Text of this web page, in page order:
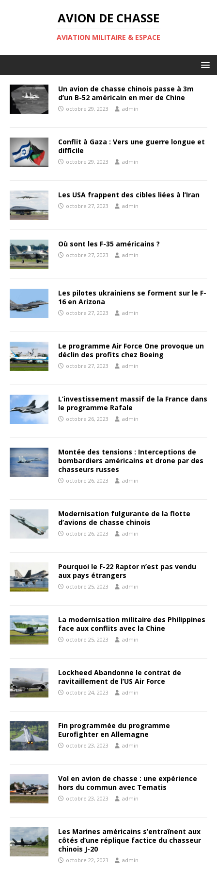
AVION DE CHASSE
AVIATION MILITAIRE & ESPACE
Un avion de chasse chinois passe à 3m
d’un B-52 américain en mer de Chine
octobre 29, 2023 admin
Conflit à Gaza : Vers une guerre longue et
difficile
octobre 29, 2023 admin
Les USA frappent des cibles liées à l’Iran
octobre 27, 2023 admin
Où sont les F-35 américains ?
octobre 27, 2023 admin
Les pilotes ukrainiens se forment sur le F-
16 en Arizona
octobre 27, 2023 admin
Le programme Air Force One provoque un
déclin des profits chez Boeing
octobre 27, 2023 admin
L’investissement massif de la France dans
le programme Rafale
octobre 26, 2023 admin
Montée des tensions : Interceptions de
bombardiers américains et drone par des
chasseurs russes
octobre 26, 2023 admin
Modernisation fulgurante de la flotte
d’avions de chasse chinois
octobre 26, 2023 admin
Pourquoi le F-22 Raptor n’est pas vendu
aux pays étrangers
octobre 25, 2023 admin
La modernisation militaire des Philippines
face aux conflits avec la Chine
octobre 25, 2023 admin
Lockheed Abandonne le contrat de
ravitaillement de l’US Air Force
octobre 24, 2023 admin
Fin programmée du programme
Eurofighter en Allemagne
octobre 23, 2023 admin
Vol en avion de chasse : une expérience
hors du commun avec Tematis
octobre 23, 2023 admin
Les Marines américains s’entraînent aux
côtés d’une réplique factice du chasseur
chinois J-20
octobre 22, 2023 admin